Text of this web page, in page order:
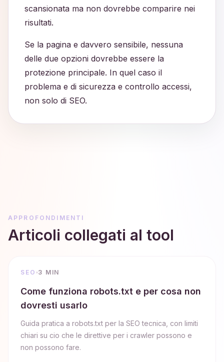
scansionata ma non dovrebbe comparire nei
risultati.
Se la pagina e davvero sensibile, nessuna
delle due opzioni dovrebbe essere la
protezione principale. In quel caso il
problema e di sicurezza e controllo accessi,
non solo di SEO.
APPROFONDIMENTI
Articoli collegati al tool
SEO 3 MIN
Come funziona robots.txt e per cosa non
dovresti usarlo
Guida pratica a robots.txt per la SEO tecnica, con limiti
chiari su cio che le direttive per i crawler possono e
non possono fare.